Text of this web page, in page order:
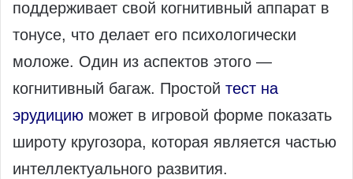
поддерживает свой когнитивный аппарат в
тонусе, что делает его психологически
моложе. Один из аспектов этого —
когнитивный багаж. Простой тест на
эрудицию может в игровой форме показать
широту кругозора, которая является частью
интеллектуального развития.